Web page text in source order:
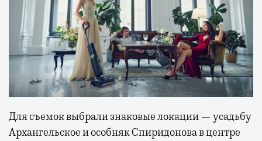
Для съемок выбрали знаковые локации — усадьбу
Архангельское и особняк Спиридонова в центре